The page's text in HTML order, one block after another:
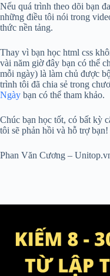
Nếu quá trình theo dõi bạn
những điều tôi nói trong
thức nền tảng.
Thay vì bạn học html css
vài năm giờ đây bạn có thể
mỗi ngày) là làm chủ được
trình tôi đã chia sẻ trong
Ngày bạn có thể tham khảo.
Chúc bạn học tốt, có bất kỳ
tôi sẽ phản hồi và hỗ trợ bạn!
Phan Văn Cương –